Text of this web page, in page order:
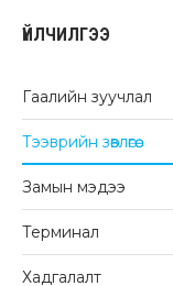
ҮЙЛЧИЛГЭЭ
Гаалийн зуучлал
Тээврийн зөвлөгөө
Замын мэдээ
Терминал
Хадгалалт